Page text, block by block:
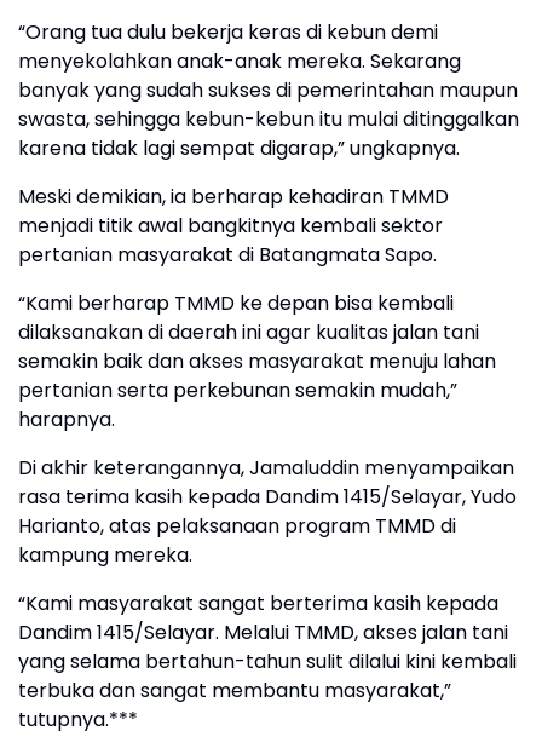
“Orang tua dulu bekerja keras di kebun demi
menyekolahkan anak-anak mereka. Sekarang
banyak yang sudah sukses di pemerintahan maupun
swasta, sehingga kebun-kebun itu mulai ditinggalkan
karena tidak lagi sempat digarap,” ungkapnya.
Meski demikian, ia berharap kehadiran TMMD
menjadi titik awal bangkitnya kembali sektor
pertanian masyarakat di Batangmata Sapo.
“Kami berharap TMMD ke depan bisa kembali
dilaksanakan di daerah ini agar kualitas jalan tani
semakin baik dan akses masyarakat menuju lahan
pertanian serta perkebunan semakin mudah,”
harapnya.
Di akhir keterangannya, Jamaluddin menyampaikan
rasa terima kasih kepada Dandim 1415/Selayar, Yudo
Harianto, atas pelaksanaan program TMMD di
kampung mereka.
“Kami masyarakat sangat berterima kasih kepada
Dandim 1415/Selayar. Melalui TMMD, akses jalan tani
yang selama bertahun-tahun sulit dilalui kini kembali
terbuka dan sangat membantu masyarakat,”
tutupnya.***